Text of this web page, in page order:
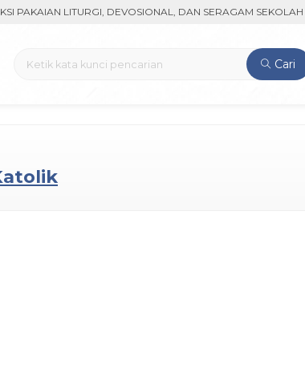
LITURGI, DEVOSIONAL, DAN SERAGAM SEKOLAH
Cari